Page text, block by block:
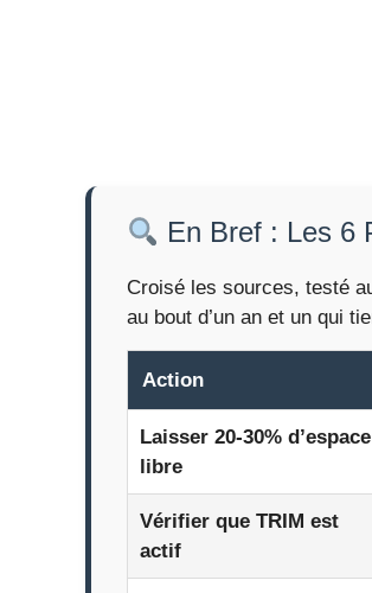
En Bref : Les 6
Croisé les sources, testé
au bout d’un an et un qui
Action
Laisser 20-30% d’espace
libre
Vérifier que TRIM est
actif